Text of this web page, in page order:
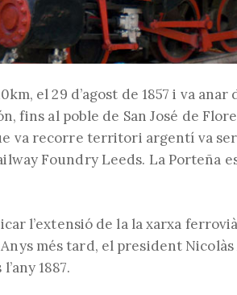
el 29 d’agost de 1857 i va anar
fins al poble de San José de
va recorre territori argentí va
Foundry Leeds. La Porteña
l’extensió de la la xarxa
més tard, el president
1887.